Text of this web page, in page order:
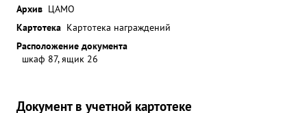
Архив ЦАМО
Картотека Картотека награждений
Расположение документа
шкаф 87, ящик 26
Документ в учетной картотеке